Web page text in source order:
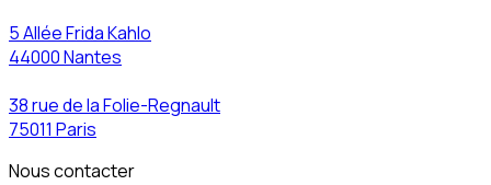
5 Allée Frida Kahlo
44000 Nantes
38 rue de la Folie-Regnault
75011 Paris
Nous contacter